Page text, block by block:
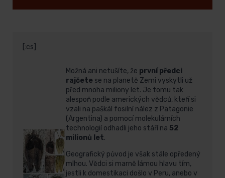
[:cs]
Možná ani netušíte, že první předci
rajčete se na planetě Zemi vyskytli už
před mnoha miliony let. Je tomu tak
alespoň podle amerických vědců, kteří si
vzali na paškál fosilní nález z Patagonie
(Argentina) a pomocí molekulárních
technologií odhadli jeho stáří na 52
milionů let.
Geografický původ je však stále opředený
mlhou. Vědci si marně lámou hlavu tím,
jestli k domestikaci došlo v Peru, anebo v